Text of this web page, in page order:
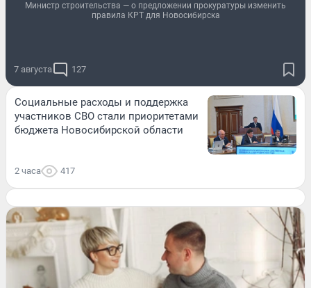
Министр строительства — о предложении прокуратуры изменить
правила КРТ для Новосибирска
7 августа 127
Социальные расходы и поддержка
участников СВО стали приоритетами
бюджета Новосибирской области
2 часа 417